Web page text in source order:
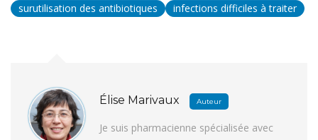
surutilisation des antibiotiques
infections difficiles à traiter
Élise Marivaux Auteur
Je suis pharmacienne spécialisée avec